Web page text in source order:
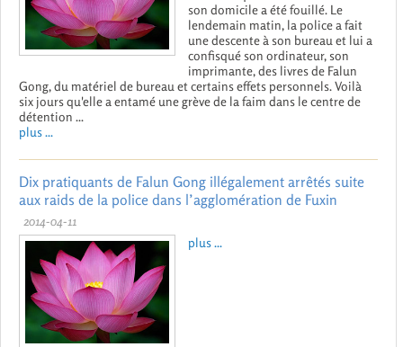
son domicile a été fouillé. Le
lendemain matin, la police a fait
une descente à son bureau et lui a
confisqué son ordinateur, son
imprimante, des livres de Falun
Gong, du matériel de bureau et certains effets personnels. Voilà
six jours qu'elle a entamé une grève de la faim dans le centre de
détention ...
plus ...
Dix pratiquants de Falun Gong illégalement arrêtés suite
aux raids de la police dans l’agglomération de Fuxin
2014-04-11
plus ...